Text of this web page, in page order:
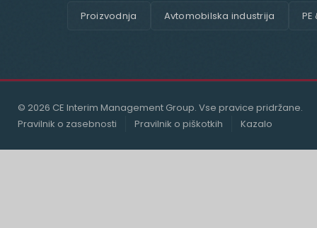
Proizvodnja Avtomobilska industrija PE
© 2026 CE Interim Management Group. Vse pravice pridržane.
Pravilnik o zasebnosti
Pravilnik o piškotkih Kazalo